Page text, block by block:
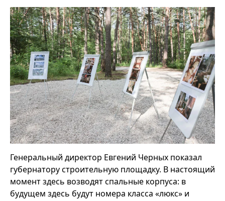
Генеральный директор Евгений Черных показал
губернатору строительную площадку. В настоящий
момент здесь возводят спальные корпуса: в
будущем здесь будут номера класса «люкс» и